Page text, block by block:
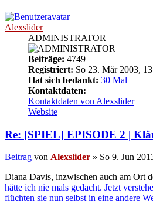
Alexslider
ADMINISTRATOR
Beiträge: 4749
Registriert: So 23. Mär 2003,
Hat sich bedankt: 30 Mal
Kontaktdaten:
Kontaktdaten von Alexslider
Website
Re: [SPIEL] EPISODE 2 |
Beitrag von Alexslider » So 9. Jun
Diana Davis, inzwischen auch am Ort
hätte ich nie mals gedacht. Jetzt
flüchten sie nun selbst in eine andere